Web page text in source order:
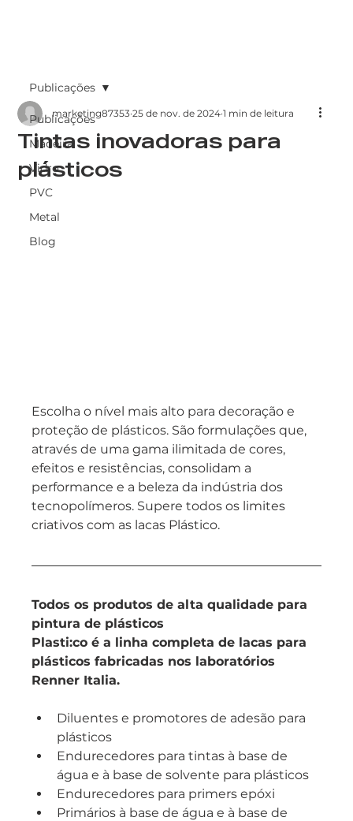
Publicações
Madeira
Vidro
PVC
Metal
Blog
Publicações
Tintas inovadoras para
plásticos
marketing87353 25 de nov. de 2024 1 min de leitura
Escolha o nível mais alto para decoração e
proteção de plásticos. São formulações que,
através de uma gama ilimitada de cores,
efeitos e resistências, consolidam a
performance e a beleza da indústria dos
tecnopolímeros. Supere todos os limites
criativos com as lacas Plástico.
Todos os produtos de alta qualidade para
pintura de plásticos
Plasti:co é a linha completa de lacas para
plásticos fabricadas nos laboratórios
Renner Italia.
Diluentes e promotores de adesão para
plásticos
Endurecedores para tintas à base de
água e à base de solvente para plásticos
Endurecedores para primers epóxi
Primários à base de água e à base de